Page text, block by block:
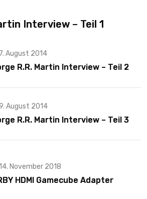
Interview – Teil 1
7. August 2014
R.R. Martin Interview – Teil 2
August 2014
R.R. Martin Interview – Teil 3
November 2018
HDMI Gamecube Adapter